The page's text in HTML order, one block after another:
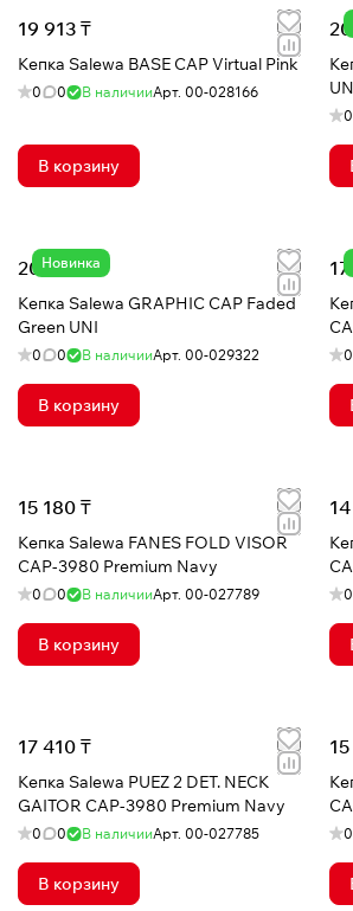
19 913 ₸
Кепка Salewa BASE CAP Virtual Pink
0 0 В наличииАрт. 00-028166
В корзину
0
Новинка
20 294 ₸
Кепка Salewa GRAPHIC CAP Faded
Green UNI
0 0 В наличииАрт. 00-029322
В корзину
0
15 180 ₸
Кепка Salewa FANES FOLD VISOR
CAP-3980 Premium Navy
0 0 В наличииАрт. 00-027789
В корзину
0
17 410 ₸
Кепка Salewa PUEZ 2 DET. NECK
GAITOR CAP-3980 Premium Navy
0 0 В наличииАрт. 00-027785
В корзину
0